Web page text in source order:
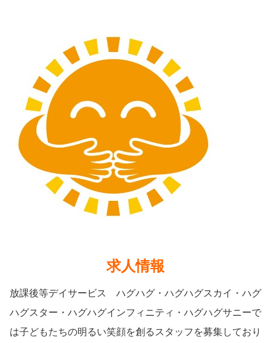
求人情報
放課後等デイサービス ハグハグ・ハグハグスカイ・ハグ
ハグスター・ハグハグインフィニティ・ハグハグサニーで
は子どもたちの明るい笑顔を創るスタッフを募集しており